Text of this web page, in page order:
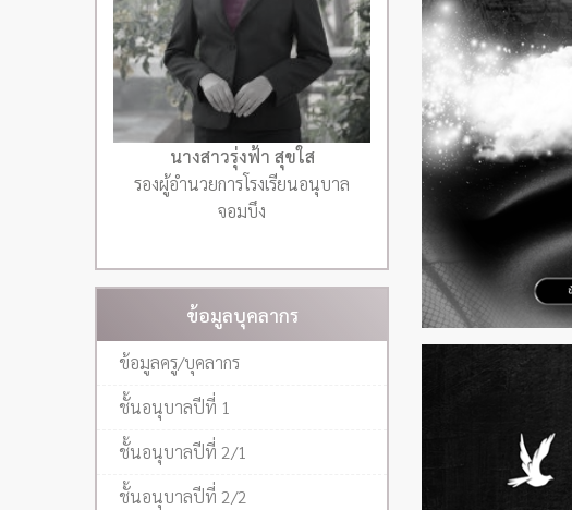
นางสาวรุ่งฟ้า สุขใส
รองผู้อำนวยการโรงเรียนอนุบาล
จอมบึง
ข้อมูลบุคลากร
ข้อมูลครู/บุคลากร
ชั้นอนุบาลปีที่ 1
ชั้นอนุบาลปีที่ 2/1
ชั้นอนุบาลปีที่ 2/2